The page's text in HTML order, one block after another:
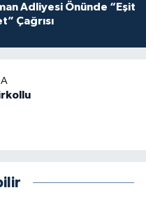
Adliyesi Önünde “Eşit
Çağrısı